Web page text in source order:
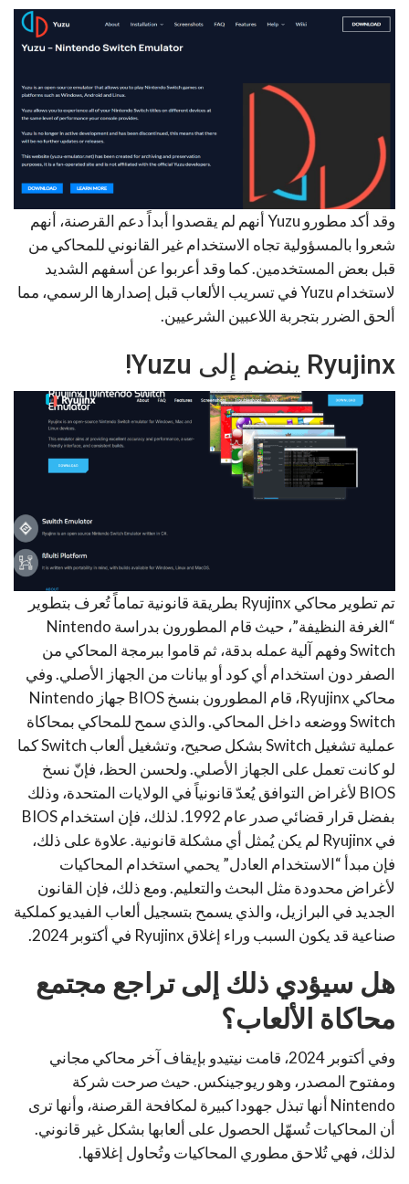
وقد أكد مطورو Yuzu أنهم لم يقصدوا أبداً دعم القرصنة، أنهم
شعروا بالمسؤولية تجاه الاستخدام غير القانوني للمحاكي من
قبل بعض المستخدمين. كما وقد أعربوا عن أسفهم الشديد
لاستخدام Yuzu في تسريب الألعاب قبل إصدارها الرسمي، مما
ألحق الضرر بتجربة اللاعبين الشرعيين.
Ryujinx ينضم إلى Yuzu!
تم تطوير محاكي Ryujinx بطريقة قانونية تماماً تُعرف بتطوير
“الغرفة النظيفة”، حيث قام المطورون بدراسة Nintendo
Switch وفهم آلية عمله بدقة، ثم قاموا ببرمجة المحاكي من
الصفر دون استخدام أي كود أو بيانات من الجهاز الأصلي. وفي
محاكي Ryujinx، قام المطورون بنسخ BIOS جهاز Nintendo
Switch ووضعه داخل المحاكي. والذي سمح للمحاكي بمحاكاة
عملية تشغيل Switch بشكل صحيح، وتشغيل ألعاب Switch كما
لو كانت تعمل على الجهاز الأصلي. ولحسن الحظ، فإنّ نسخ
BIOS لأغراض التوافق يُعدّ قانونياً في الولايات المتحدة، وذلك
بفضل قرار قضائي صدر عام 1992. لذلك، فإن استخدام BIOS
في Ryujinx لم يكن يُمثل أي مشكلة قانونية. علاوة على ذلك،
فإن مبدأ “الاستخدام العادل” يحمي استخدام المحاكيات
لأغراض محدودة مثل البحث والتعليم. ومع ذلك، فإن القانون
الجديد في البرازيل، والذي يسمح بتسجيل ألعاب الفيديو كملكية
صناعية قد يكون السبب وراء إغلاق Ryujinx في أكتوبر 2024.
هل سيؤدي ذلك إلى تراجع مجتمع
محاكاة الألعاب؟
وفي أكتوبر 2024، قامت نيتيدو بإيقاف آخر محاكي مجاني
ومفتوح المصدر، وهو ريوجينكس. حيث صرحت شركة
Nintendo أنها تبذل جهودا كبيرة لمكافحة القرصنة، وأنها ترى
أن المحاكيات تُسهّل الحصول على ألعابها بشكل غير قانوني.
لذلك، فهي تُلاحق مطوري المحاكيات وتُحاول إغلاقها.